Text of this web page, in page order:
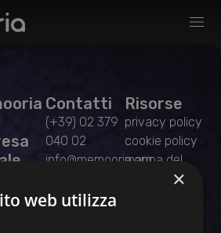
Conte
56
Contatti
(+39) 02 379
040 02
info@memooria.org
Risorse
privacy policy
cookie policy
mappa del
×
web utilizza